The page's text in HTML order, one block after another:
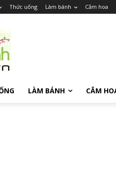
Thức uống Làm bánh Cắm hoa
LÀM BÁNH CẮM